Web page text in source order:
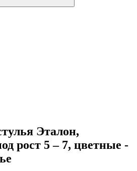
Эталон,
рост 5 – 7, цветные -